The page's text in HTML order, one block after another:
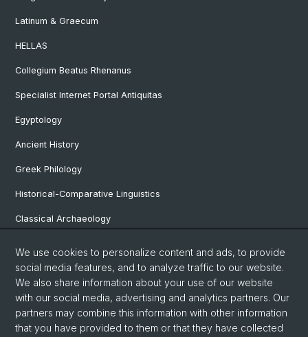
Latinum & Graecum
HELLAS
Collegium Beatus Rhenanus
Specialist Internet Portal Antiquitas
Egyptology
Ancient History
Greek Philology
Historical-Comparative Linguistics
Classical Archaeology
Pre- and Protohistorical and Provincial Roman Archaeology
Vindonissa Professorship
We use cookies to personalize content and ads, to provide
social media features, and to analyze traffic to our website.
We also share information about your use of our website
with our social media, advertising and analytics partners. Our
partners may combine this information with other information
that you have provided to them or that they have collected